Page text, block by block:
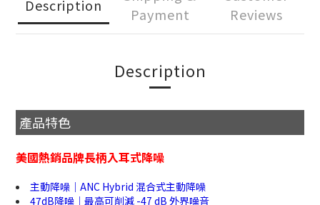
Description
Payment
Reviews
Description
產品特色
美國熱銷品牌長柄入耳式降噪
主動降噪｜ANC Hybrid 混合式主動降噪
47dB降噪｜最高可削減 -47 dB 外界噪音